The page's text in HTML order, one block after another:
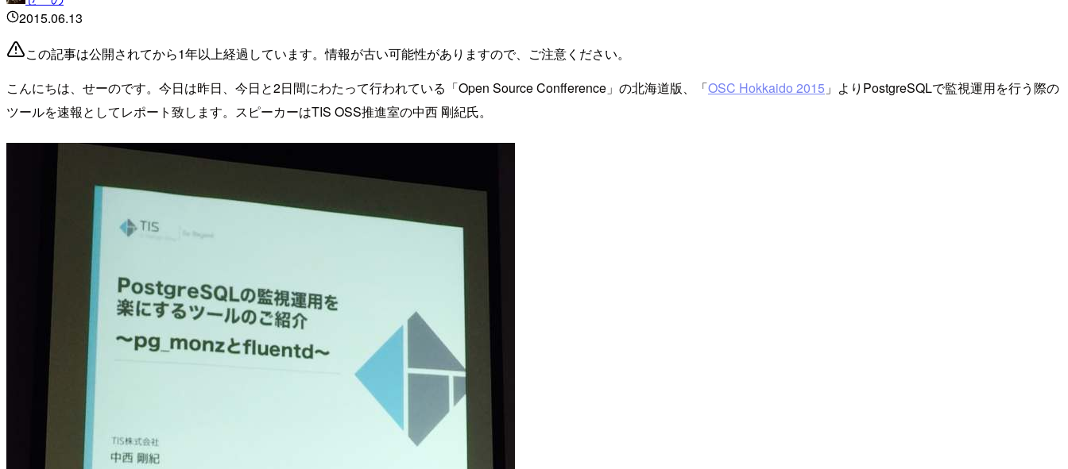
2015.06.13
この記事は公開されてから1年以上経過しています。情報が古い可能性がありますので、ご注意ください。
こんにちは、せーのです。今日は昨日、今日と2日間にわたって行われている「Open Source Confference」の北海道版、「OSC Hokkaido 2015 」よりPostgreSQLで監視運用を行う際の
ツールを速報としてレポート致します。スピーカーはTIS OSS推進室の中西 剛紀氏。